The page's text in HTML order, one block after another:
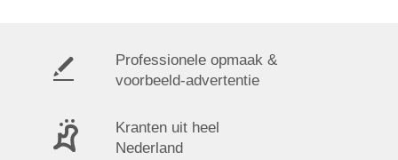
Professionele opmaak &
voorbeeld-advertentie
Kranten uit heel
Nederland